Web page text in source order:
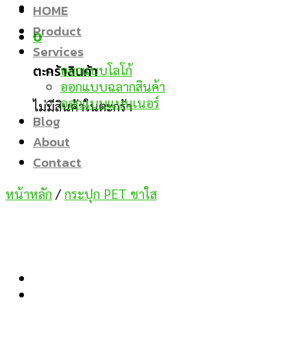
0
ตะกร้าสินค้า
ไม่มีสินค้าในตะกร้า
HOME
Product
Services
ออกแบบโลโก้
ออกแบบฉลากสินค้า
ออกแบบแบนเนอร์
Blog
About
Contact
หน้าหลัก / กระปุก PET ชาใส